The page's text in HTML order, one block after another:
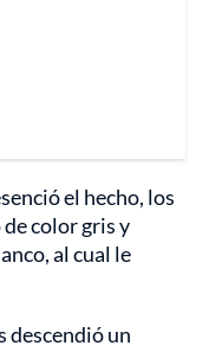
el hecho, los
color gris y
al cual le
descendió un